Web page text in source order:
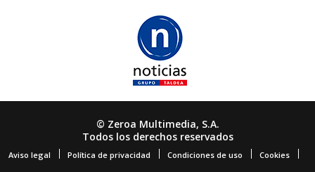
© Zeroa Multimedia, S.A.
Todos los derechos reservados
Aviso legal Política de privacidad Condiciones de uso Cookies